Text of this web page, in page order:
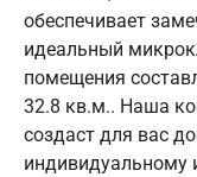
обеспечивает
идеальный
помещения
32.8 кв.м.. Наша
создаст для вас
индивидуальному